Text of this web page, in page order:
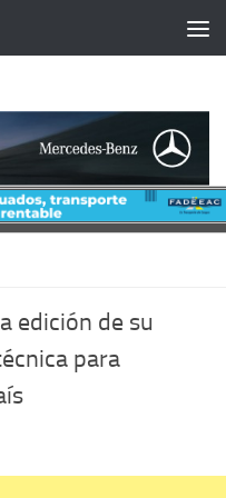
edición de su
para